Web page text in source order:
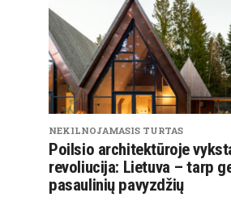
NEKILNOJAMASIS TURTAS
Poilsio architektūroje
revoliucija: Lietuva – tarp
pasaulinių pavyzdžių